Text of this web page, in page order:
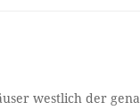
westlich der